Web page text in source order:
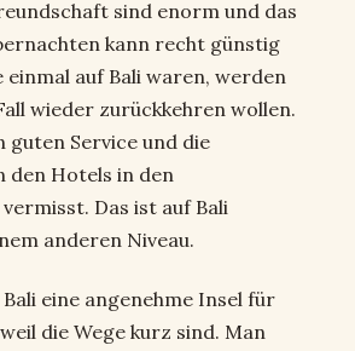
sind enorm und das
kann recht günstig
einmal auf Bali waren, werden
wieder zurückkehren wollen.
guten Service und die
den Hotels in den
Das ist auf Bali
anderen Niveau.
eine angenehme Insel für
die Wege kurz sind. Man